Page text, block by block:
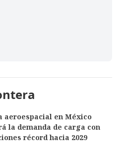
aeroespacial en México
la demanda de carga con
récord hacia 2029